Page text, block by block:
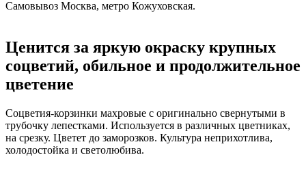
Самовывоз Москва, метро Кожуховская.
Ценится за яркую окраску крупных
соцветий, обильное и продолжительное
цветение
Соцветия-корзинки махровые с оригинально свернутыми в
трубочку лепестками. Используется в различных цветниках,
на срезку. Цветет до заморозков. Культура неприхотлива,
холодостойка и светолюбива.